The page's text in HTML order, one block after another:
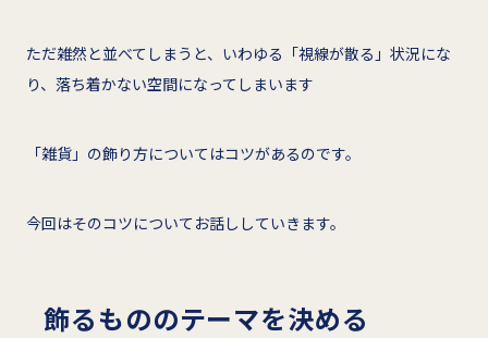
ただ雑然と並べてしまうと、いわゆる「視線が散る」状況にな
り、落ち着かない空間になってしまいます
「雑貨」の飾り方についてはコツがあるのです。
今回はそのコツについてお話ししていきます。
飾るもののテーマを決める